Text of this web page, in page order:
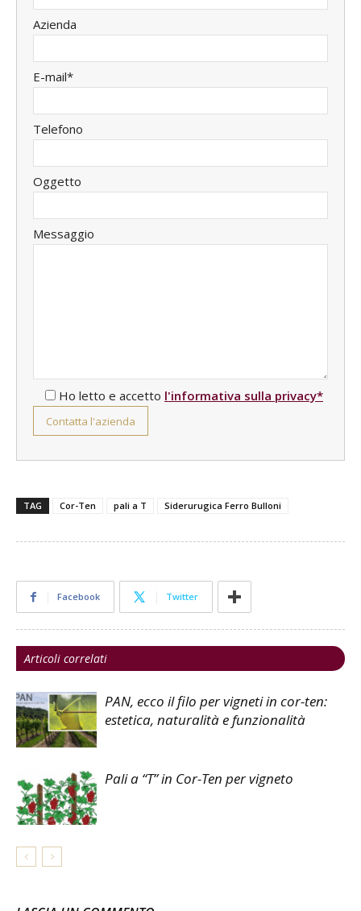
Azienda
E-mail*
Telefono
Oggetto
Messaggio
Ho letto e accetto l'informativa sulla privacy*
TAG Cor-Ten pali a T Siderurugica Ferro Bulloni
Facebook Twitter
Articoli correlati
PAN, ecco il filo per vigneti in cor-ten:
estetica, naturalità e funzionalità
Pali a “T” in Cor-Ten per vigneto